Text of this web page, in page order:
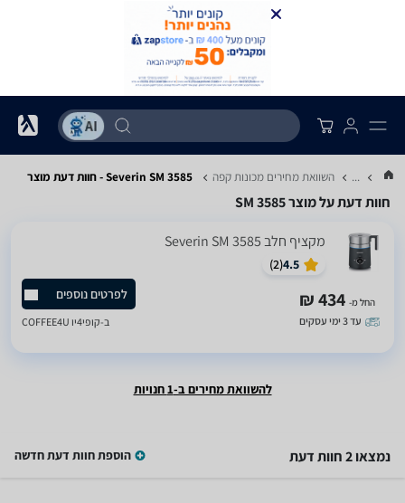
... השוואת מחירים מכונות קפה Severin SM 3585 - חוות דעת מוצר
חוות דעת על מוצר SM 3585
‏מקציף חלב Severin SM 3585
4.5
(
2
)
החל מ- 434 ₪
עד 3 ימי עסקים
לפרטים נוספים
ב-קופי4יו COFFEE4U
להשוואת מחירים ב-1 חנויות
נמצאו 2 חוות דעת הוספת חוות דעת חדשה